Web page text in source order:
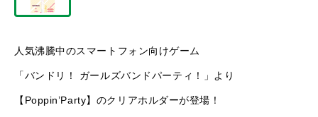
人気沸騰中のスマートフォン向けゲーム
「バンドリ！ ガールズバンドパーティ！」より
【Poppin’Party】のクリアホルダーが登場！